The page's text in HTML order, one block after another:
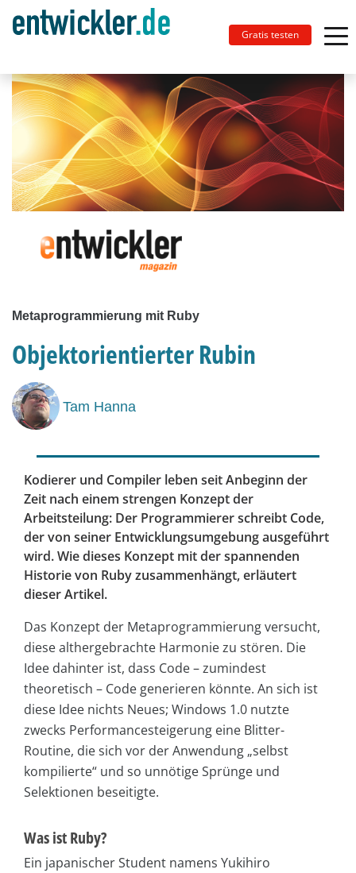
Gratis testen
Metaprogrammierung mit Ruby
Objektorientierter Rubin
Tam Hanna
Kodierer und Compiler leben seit Anbeginn der
Zeit nach einem strengen Konzept der
Arbeitsteilung: Der Programmierer schreibt Code,
der von seiner Entwicklungsumgebung ausgeführt
wird. Wie dieses Konzept mit der spannenden
Historie von Ruby zusammenhängt, erläutert
dieser Artikel.
Das Konzept der Metaprogrammierung versucht,
diese althergebrachte Harmonie zu stören. Die
Idee dahinter ist, dass Code – zumindest
theoretisch – Code generieren könnte. An sich ist
diese Idee nichts Neues; Windows 1.0 nutzte
zwecks Performancesteigerung eine Blitter-
Routine, die sich vor der Anwendung „selbst
kompilierte“ und so unnötige Sprünge und
Selektionen beseitigte.
Was ist Ruby?
Ein japanischer Student namens Yukihiro